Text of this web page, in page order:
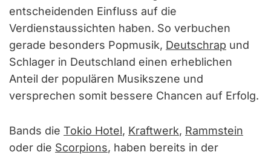
entscheidenden Einfluss auf die
Verdienstaussichten haben. So verbuchen
gerade besonders Popmusik, Deutschrap und
Schlager in Deutschland einen erheblichen
Anteil der populären Musikszene und
versprechen somit bessere Chancen auf Erfolg.
Bands die Tokio Hotel, Kraftwerk, Rammstein
oder die Scorpions, haben bereits in der